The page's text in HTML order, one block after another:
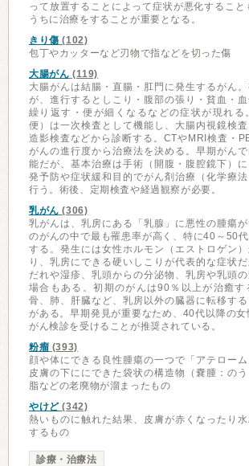
って放置することによって症状が悪化すること
うちに治療をすることが重要となる。
きり傷 (102)
包丁やカッターなど刃物で指などを切った傷
大腸がん (119)
大腸がんは結腸・直腸・肛門に発生するがん
が、進行するとしこり・腹部の張り・貧血・
繰り返す・便が細くなるなどの症状が現れる
便）は一次検査として機能し、大腸内視鏡検
造影検査などから診断する。CTやMRI検査・
がんの進行度から治療法を決める。早期がん
能だが、基本治療は手術（開腹・腹腔鏡下）
発予防や症状緩和目的でがん剤治療（化学療
行う。術後、定期検査や経過観察が必要。
乳がん (306)
乳がんは、乳房にある「乳腺」に悪性の腫瘍
のがんの中で最も罹患率が高く、特に40～50
する。発生には女性ホルモン（エストロゲン
り、乳房にできる硬いしこりが代表的な症状
だれや湿疹、乳頭からの分泌物、乳房や乳頭
場合もある。初期のがんは90％以上が治癒す
骨、肺、肝臓など、乳房以外の臓器に転移す
がある。早期発見が重要なため、40代以降の
がん検診を受けることが推奨されている。
粉瘤 (393)
顔や体にできる良性腫瘍の一つで「アテローム
皮膚の下ににできた袋状の構造物（嚢腫：の
脂などの老廃物が溜まったもの
やけど(342)
熱いものに触れた結果、皮膚が赤くなったり水
するもの
診療・治療法